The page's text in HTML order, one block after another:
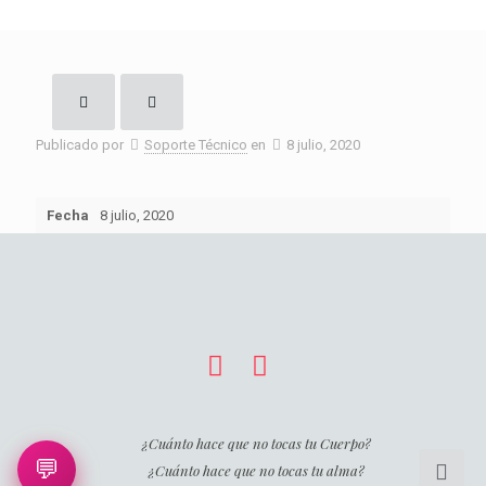
Publicado por Soporte Técnico en 8 julio, 2020
Fecha 8 julio, 2020
¿Cuánto hace que no tocas tu Cuerpo?
¿Cuánto hace que no tocas tu alma?
💬